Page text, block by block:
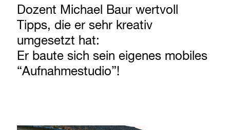
Dozent Michael Baur wertvoll
Tipps, die er sehr kreativ
umgesetzt hat:
Er baute sich sein eigenes mobiles
“Aufnahmestudio”!